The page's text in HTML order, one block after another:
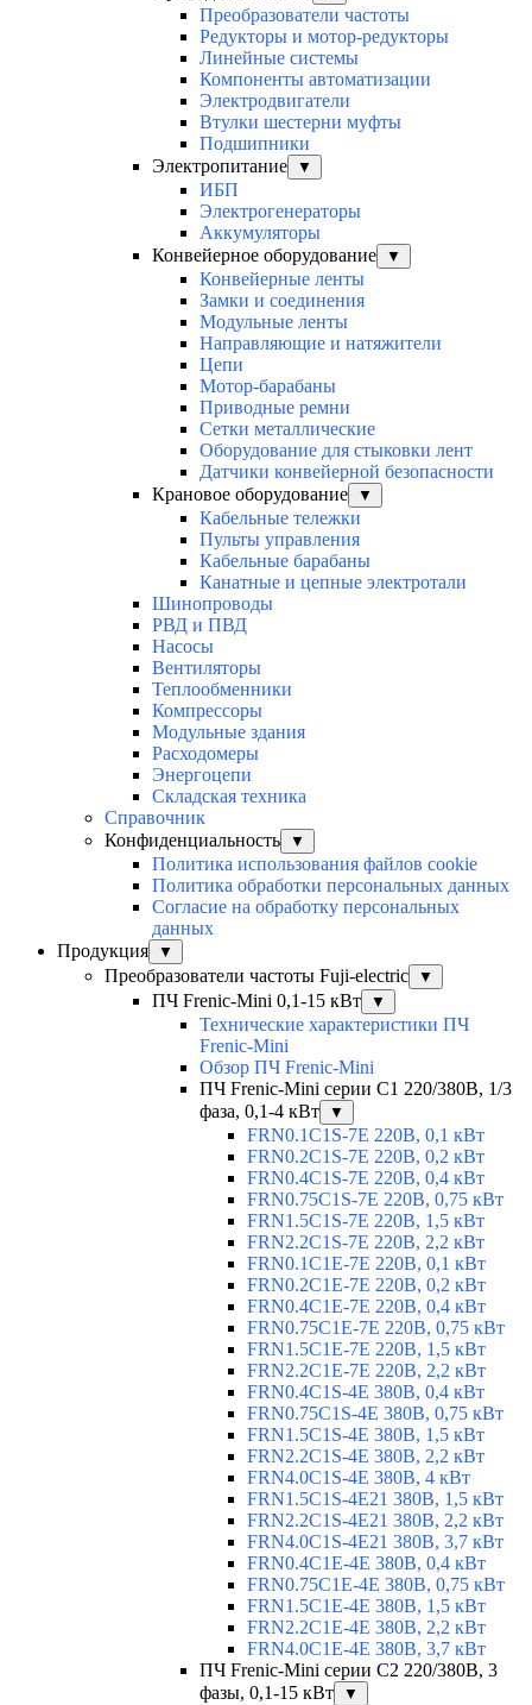
Преобразователи частоты
Редукторы и мотор-редукторы
Линейные системы
Компоненты автоматизации
Электродвигатели
Втулки шестерни муфты
Подшипники
Электропитание
▼
ИБП
Электрогенераторы
Аккумуляторы
Конвейерное оборудование
▼
Конвейерные ленты
Замки и соединения
Модульные ленты
Направляющие и натяжители
Цепи
Мотор-барабаны
Приводные ремни
Сетки металлические
Оборудование для стыковки лент
Датчики конвейерной безопасности
Крановое оборудование
▼
Кабельные тележки
Пульты управления
Кабельные барабаны
Канатные и цепные электротали
Шинопроводы
РВД и ПВД
Насосы
Вентиляторы
Теплообменники
Компрессоры
Модульные здания
Расходомеры
Энергоцепи
Складская техника
Справочник
Конфиденциальность
▼
Политика использования файлов cookie
Политика обработки персональных данных
Согласие на обработку персональных
данных
Продукция
▼
Преобразователи частоты Fuji-electric ▼
ПЧ Frenic-Mini 0,1-15 кВт ▼
Технические характеристики ПЧ
Frenic-Mini
Обзор ПЧ Frenic-Mini
ПЧ Frenic-Mini серии C1 220/380В, 1/3
фаза, 0,1-4 кВт
▼
FRN0.1C1S-7E 220В, 0,1 кВт
FRN0.2C1S-7E 220В, 0,2 кВт
FRN0.4C1S-7E 220В, 0,4 кВт
FRN0.75C1S-7E 220В, 0,75 кВт
FRN1.5C1S-7E 220В, 1,5 кВт
FRN2.2C1S-7E 220В, 2,2 кВт
FRN0.1C1E-7E 220В, 0,1 кВт
FRN0.2C1E-7E 220В, 0,2 кВт
FRN0.4C1E-7E 220В, 0,4 кВт
FRN0.75C1E-7E 220В, 0,75 кВт
FRN1.5C1E-7E 220В, 1,5 кВт
FRN2.2C1E-7E 220В, 2,2 кВт
FRN0.4C1S-4E 380В, 0,4 кВт
FRN0.75C1S-4E 380В, 0,75 кВт
FRN1.5C1S-4E 380В, 1,5 кВт
FRN2.2C1S-4E 380В, 2,2 кВт
FRN4.0C1S-4E 380В, 4 кВт
FRN1.5C1S-4E21 380В, 1,5 кВт
FRN2.2C1S-4E21 380В, 2,2 кВт
FRN4.0C1S-4E21 380В, 3,7 кВт
FRN0.4C1E-4E 380В, 0,4 кВт
FRN0.75C1E-4E 380В, 0,75 кВт
FRN1.5C1E-4E 380В, 1,5 кВт
FRN2.2C1E-4E 380В, 2,2 кВт
FRN4.0C1E-4E 380В, 3,7 кВт
ПЧ Frenic-Mini серии С2 220/380В, 3
фазы, 0,1-15 кВт
▼